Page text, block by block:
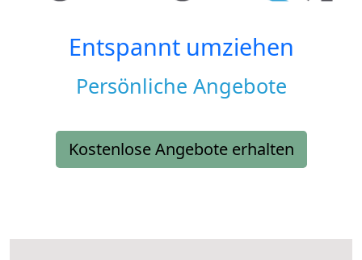
Entspannt umziehen
Persönliche Angebote
Kostenlose Angebote erhalten